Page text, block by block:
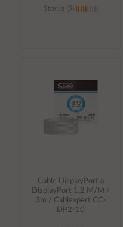
Stocks (5)
Cable DisplayPort a
DisplayPort 1.2 M/M /
3m / Cablexpert CC-
DP2-10